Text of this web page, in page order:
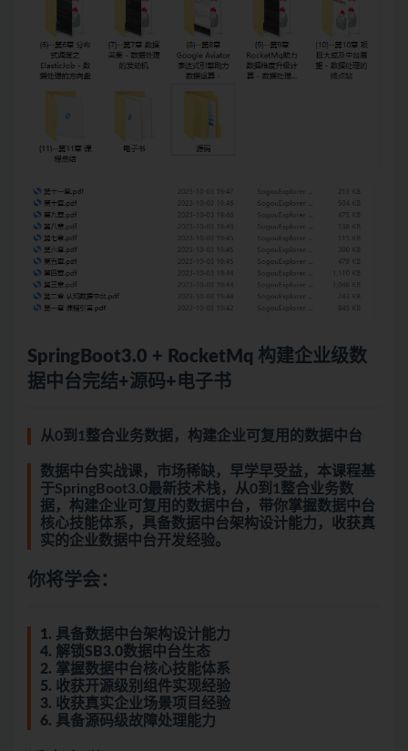
SpringBoot3.0 + RocketMq 构建企业级数
据中台完结+源码+电子书
从0到1整合业务数据，构建企业可复用的数据中台
数据中台实战课，市场稀缺，早学早受益，本课程基
于SpringBoot3.0最新技术栈，从0到1整合业务数
据，构建企业可复用的数据中台，带你掌握数据中台
核心技能体系，具备数据中台架构设计能力，收获真
实的企业数据中台开发经验。
你将学会：
1. 具备数据中台架构设计能力
4. 解锁SB3.0数据中台生态
2. 掌握数据中台核心技能体系
5. 收获开源级别组件实现经验
3. 收获真实企业场景项目经验
6. 具备源码级故障处理能力